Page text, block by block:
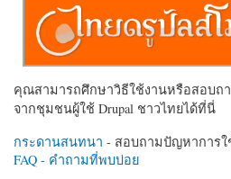
คุณสามารถศึกษาวิธีใช้งานหรือสอบถ
จากชุมชนผู้ใช้ Drupal ชาวไทยได้ที่นี่
กระดานสนทนา - สอบถามปัญหาการใ
FAQ - คำถามที่พบบ่อย